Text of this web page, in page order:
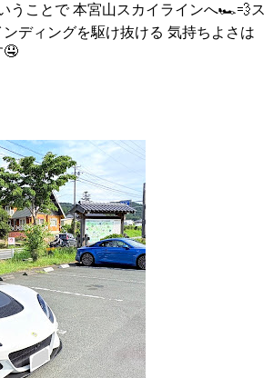
うことで 本宮山スカイラインへ🏎️💨ス
ディングを駆け抜ける 気持ちよさは
🤤